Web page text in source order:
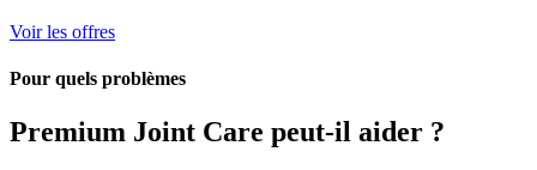
Voir les offres
Pour quels problèmes
Premium Joint Care peut-il aider ?